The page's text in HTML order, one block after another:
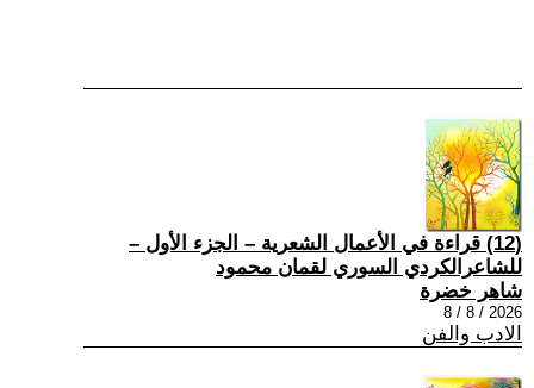
(12) قراءة في الأعمال الشعرية – الجزء الأول –
للشاعرالكردي السوري لقمان محمود
شاهر خضرة
2026 / 8 / 8
الادب والفن